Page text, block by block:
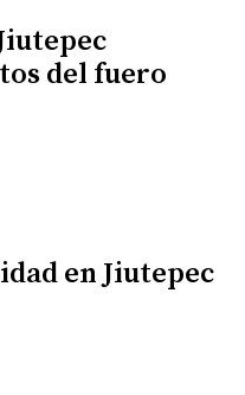
del fuero
en Jiutepec